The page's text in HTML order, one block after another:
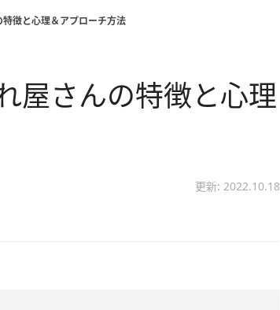
徴と心理＆アプローチ方法
さんの特徴と心理
更新: 2022.10.18